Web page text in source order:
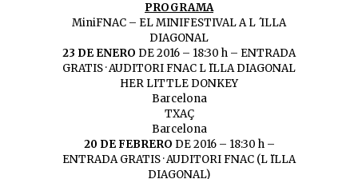
PROGRAMA
MiniFNAC – EL MINIFESTIVAL A L ́ ILLA
DIAGONAL
23 DE ENERO DE 2016 – 18:30 h – ENTRADA
GRATIS · AUDITORI FNAC L ̈ILLA DIAGONAL
HER LITTLE DONKEY
Barcelona
TXAÇ
Barcelona
20 DE FEBRERO DE 2016 – 18:30 h –
ENTRADA GRATIS · AUDITORI FNAC (L ̈ILLA
DIAGONAL)